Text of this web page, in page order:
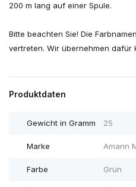
200 m lang auf einer Spule.
Bitte beachten Sie! Die
vertreten. Wir übernehmen dafür
Produktdaten
Gewicht in Gramm 25
Marke Amann
Farbe Grün